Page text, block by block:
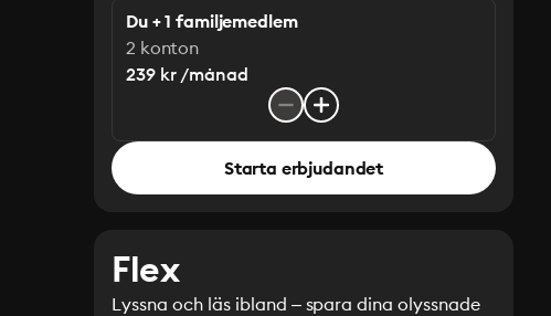
Du + 1 familjemedlem
2 konton
239 kr /månad
Starta erbjudandet
Flex
Lyssna och läs ibland – spara dina olyssnade